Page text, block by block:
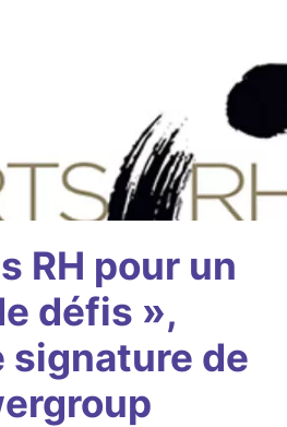
RH pour un
défis »,
signature de